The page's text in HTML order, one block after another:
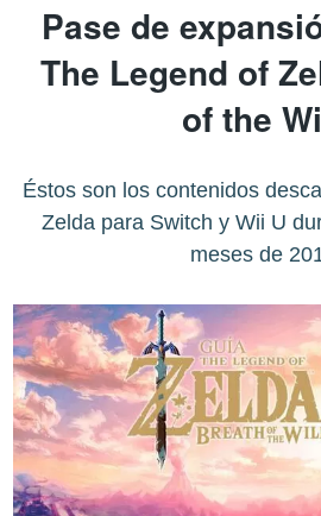
Pase de
The Legend of
of the
Éstos son los contenidos
Zelda para Switch y Wii U
meses de